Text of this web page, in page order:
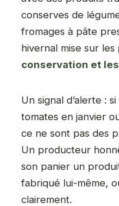
conserves de
fromages à pâte
hivernal mise sur les
conservation et
Un signal d’alerte :
tomates en janvier
ce ne sont pas des
Un producteur
son panier un
fabriqué lui-même,
clairement.